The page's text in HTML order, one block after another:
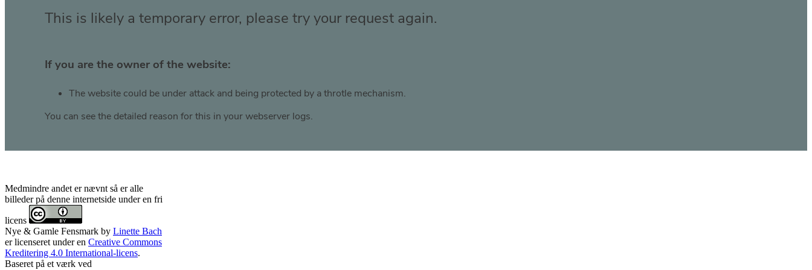
Medmindre andet er nævnt så er alle
billeder på denne internetside under en fri
licens
Nye & Gamle Fensmark by Linette Bach
er licenseret under en Creative Commons
Kreditering 4.0 International-licens.
Baseret på et værk ved